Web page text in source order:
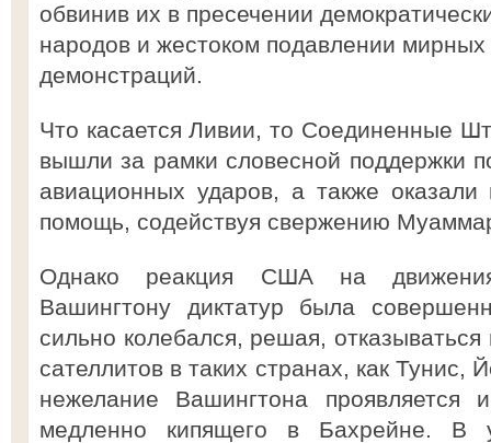
обвинив их в пресечении
народов и жестоком подавлении
демонстраций.
Что касается Ливии, то Соединенные
вышли за рамки словесной поддержки
авиационных ударов, а также
помощь, содействуя свержению
Однако реакция США на
Вашингтону диктатур была
сильно колебался, решая,
сателлитов в таких странах, как Тунис,
нежелание Вашингтона проявляется
медленно кипящего в Бахрейне. В